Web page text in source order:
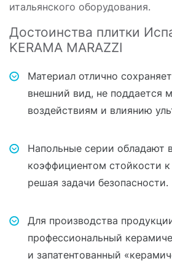
итальянского оборудования.
Достоинства плитки
KERAMA MARAZZI
Материал отлично
внешний вид, не поддается
воздействиям и влиянию
Напольные серии обладают
коэффициентом стойкости
решая задачи безопасности.
Для производства
профессиональный
и запатентованный